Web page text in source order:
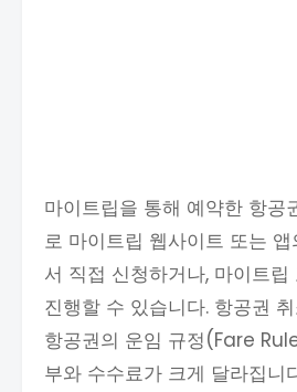
마이트립을 통해 예약한 항공
로 마이트립 웹사이트 또는
서 직접 신청하거나, 마이트립
진행할 수 있습니다. 항공권
항공권의 운임 규정(Fare
부와 수수료가 크게 달라집니